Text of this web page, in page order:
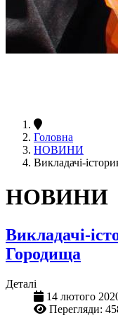
Головна
НОВИНИ
Викладачі-
НОВИНИ
Викладачі-
Городища
Деталі
14 лютого
Перегляди: